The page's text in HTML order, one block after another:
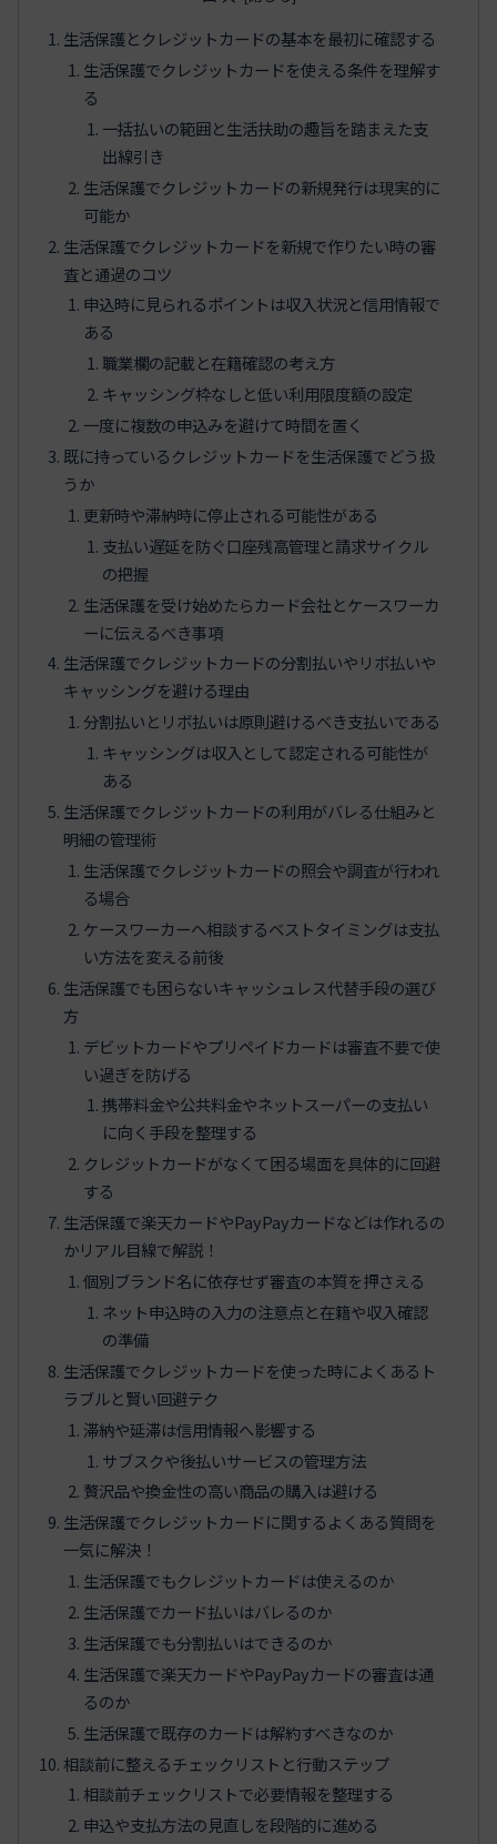
生活保護とクレジットカードの基本を最初に確認する
生活保護でクレジットカードを使える条件を理解す
る
一括払いの範囲と生活扶助の趣旨を踏まえた支
出線引き
生活保護でクレジットカードの新規発行は現実的に
可能か
生活保護でクレジットカードを新規で作りたい時の審
査と通過のコツ
申込時に見られるポイントは収入状況と信用情報で
ある
職業欄の記載と在籍確認の考え方
キャッシング枠なしと低い利用限度額の設定
一度に複数の申込みを避けて時間を置く
既に持っているクレジットカードを生活保護でどう扱
うか
更新時や滞納時に停止される可能性がある
支払い遅延を防ぐ口座残高管理と請求サイクル
の把握
生活保護を受け始めたらカード会社とケースワーカ
ーに伝えるべき事項
生活保護でクレジットカードの分割払いやリボ払いや
キャッシングを避ける理由
分割払いとリボ払いは原則避けるべき支払いである
キャッシングは収入として認定される可能性が
ある
生活保護でクレジットカードの利用がバレる仕組みと
明細の管理術
生活保護でクレジットカードの照会や調査が行われ
る場合
ケースワーカーへ相談するベストタイミングは支払
い方法を変える前後
生活保護でも困らないキャッシュレス代替手段の選び
方
デビットカードやプリペイドカードは審査不要で使
い過ぎを防げる
携帯料金や公共料金やネットスーパーの支払い
に向く手段を整理する
クレジットカードがなくて困る場面を具体的に回避
する
生活保護で楽天カードやPayPayカードなどは作れるの
かリアル目線で解説！
個別ブランド名に依存せず審査の本質を押さえる
ネット申込時の入力の注意点と在籍や収入確認
の準備
生活保護でクレジットカードを使った時によくあるト
ラブルと賢い回避テク
滞納や延滞は信用情報へ影響する
サブスクや後払いサービスの管理方法
贅沢品や換金性の高い商品の購入は避ける
生活保護でクレジットカードに関するよくある質問を
一気に解決！
生活保護でもクレジットカードは使えるのか
生活保護でカード払いはバレるのか
生活保護でも分割払いはできるのか
生活保護で楽天カードやPayPayカードの審査は通
るのか
生活保護で既存のカードは解約すべきなのか
相談前に整えるチェックリストと行動ステップ
相談前チェックリストで必要情報を整理する
申込や支払方法の見直しを段階的に進める